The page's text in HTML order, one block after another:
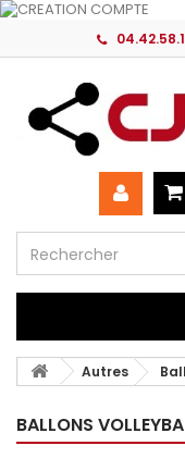
Autres
BALLONS